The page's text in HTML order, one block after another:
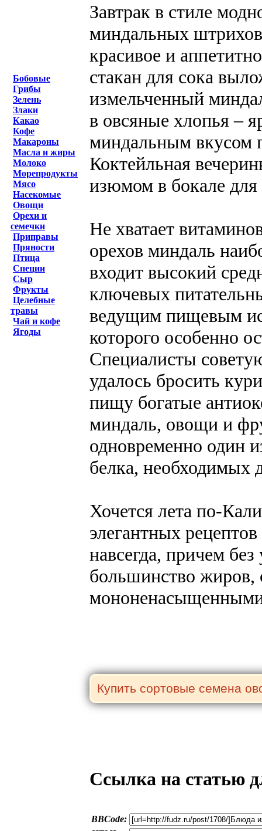
Бобовые
Грибы
Зелень
Злаки
Какао
Кофе
Макароны
Масла и жиры
Молоко
Морепродукты
Мясо
Насекомые
Овощи
Орехи и
семечки
Приправы
Пряности
Птица
Специи
Сыр
Фрукты
Целебные
травы
Чай и кофе
Ягоды
Завтрак в стиле
миндальных штрихов
красивое и
стакан для сока
измельченный
в овсяные хлопья –
миндальным вкусом
Коктейльная
изюмом в бокале для
Не хватает
орехов миндаль
входит высокий
ключевых
ведущим пищевым
которого особенно
Специалисты
удалось бросить
пищу богатые
миндаль, овощи и
одновременно один
белка, необходимых
Хочется лета по-
элегантных
навсегда, причем
большинство жиров,
Ссылка на статью
BBCode: